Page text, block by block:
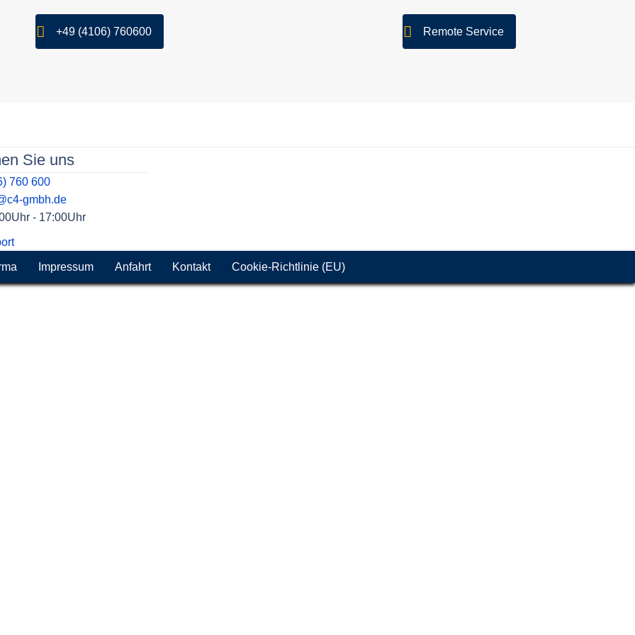
+49 (4106) 760600 Remote Service
Sie uns
760 600
gmbh.de
- 17:00Uhr
Impressum Anfahrt Kontakt Cookie-Richtlinie (EU)